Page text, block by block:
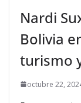
Nardi
Bolivia
turismo
octubre 22,